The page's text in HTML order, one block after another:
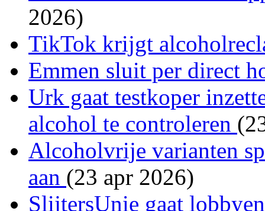
2026)
TikTok krijgt
Emmen sluit per direct
Urk gaat testkoper
alcohol te controleren
Alcoholvrije varianten
aan (23 apr 2026)
SlijtersUnie gaat